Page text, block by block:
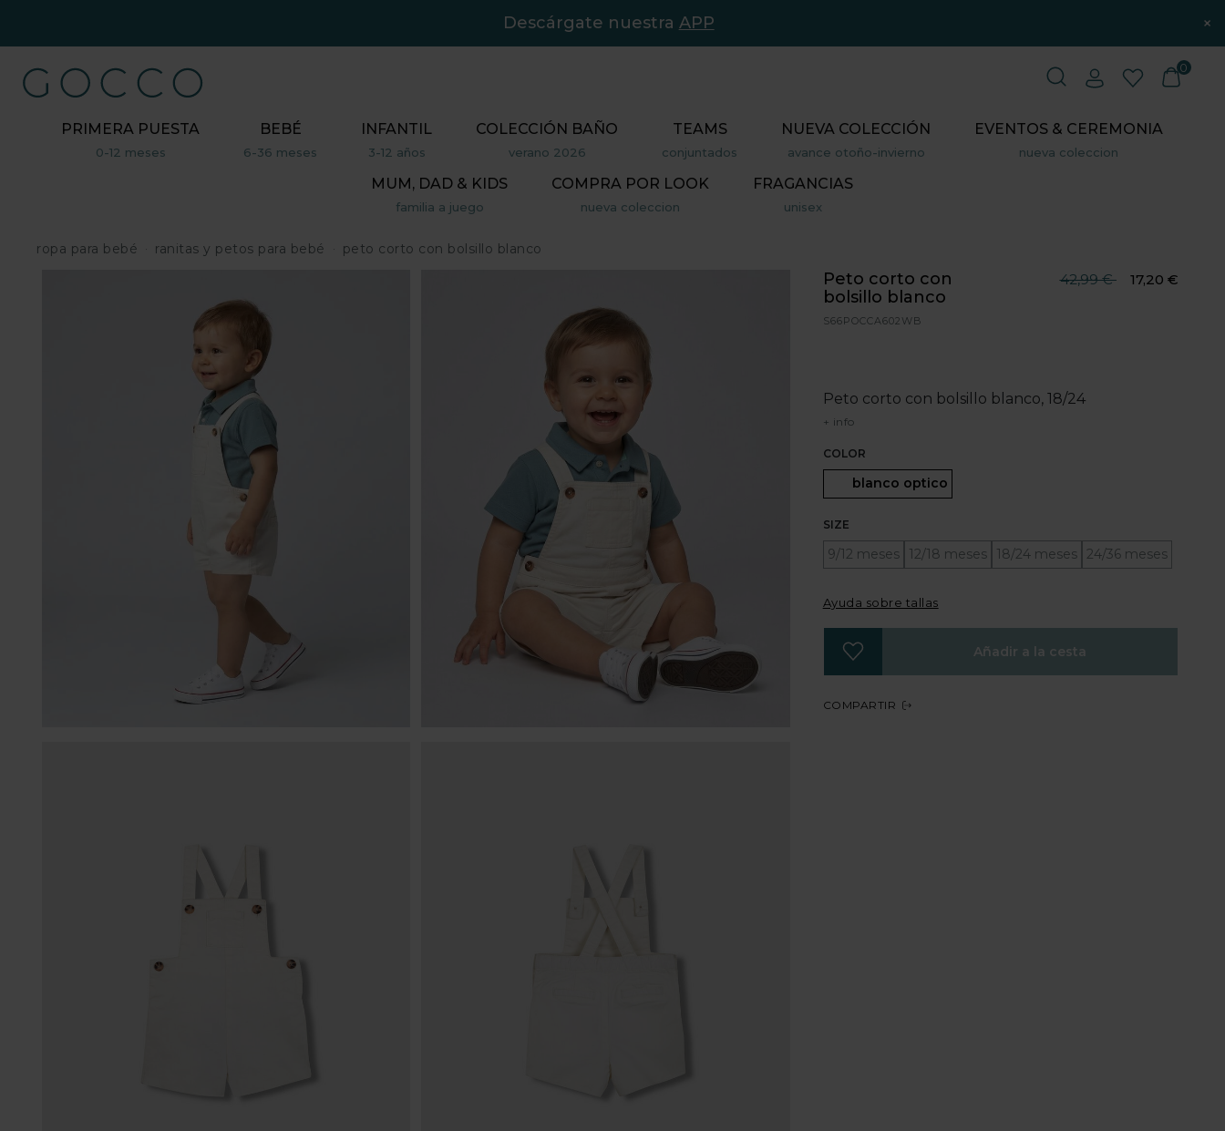
Descárgate nuestra APP ×
PRIMERA PUESTA
0-12 meses
BEBÉ
6-36 meses
INFANTIL
3-12 años
COLECCIÓN BAÑO
verano 2026
TEAMS
conjuntados
NUEVA COLECCIÓN
avance otoño-invierno
EVENTOS & CEREMONIA
nueva coleccion
MUM, DAD & KIDS
familia a juego
COMPRA POR LOOK
nueva coleccion
FRAGANCIAS
unisex
0
ropa para bebé ranitas y petos para bebé peto corto con bolsillo blanco
Peto corto con
bolsillo blanco
Precio reducido desde
42,99 €hasta
17,20 €
S66POCCA602WB
Peto corto con bolsillo blanco, 18/24
+ info
COLOR
blanco optico
Seleccionado
SIZE
9/12 meses 12/18 meses 18/24 meses 24/36 meses
Ayuda sobre tallas
Añadir a la cesta
COMPARTIR